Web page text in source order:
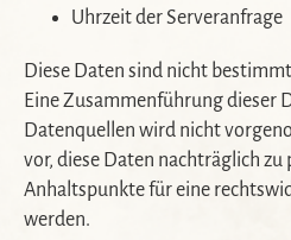
Uhrzeit der Serveranfrage
Diese Daten sind nicht
Eine Zusammenführung dieser
Datenquellen wird nicht
vor, diese Daten nachträglich
Anhaltspunkte für eine
werden.